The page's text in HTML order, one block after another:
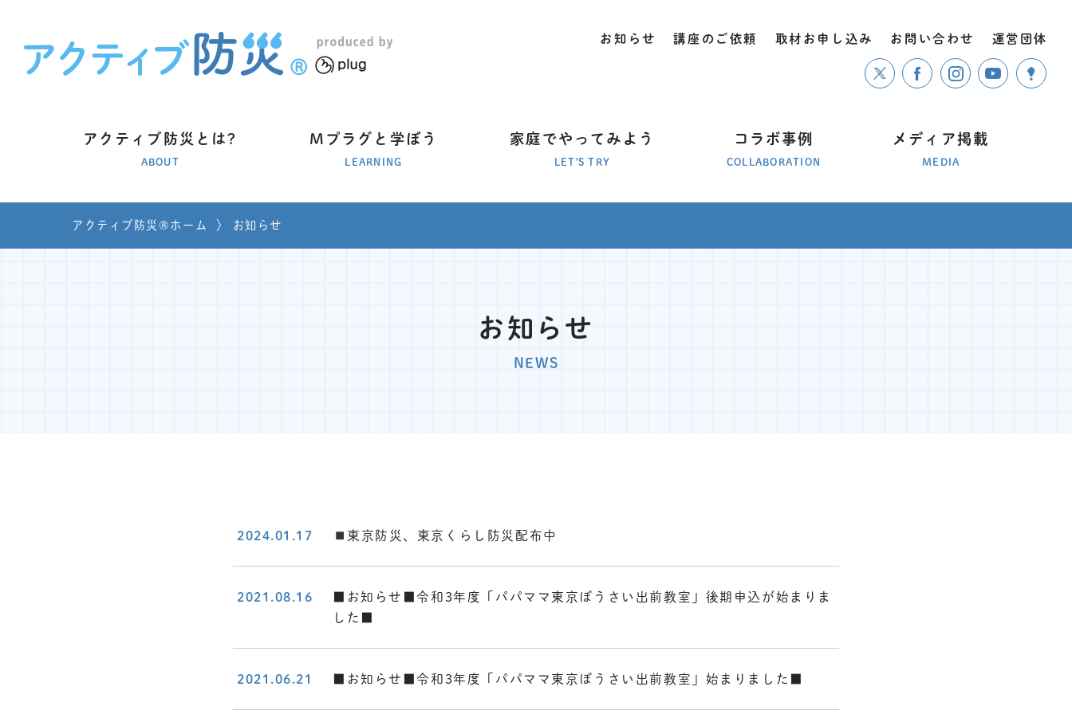
アクティブ防災とは?
ABOUT
Mプラグと学ぼう
LEARNING
家庭でやってみよう
LET'S TRY
コラボ事例
COLLABORATION
メディア掲載
MEDIA
お知らせ 講座のご依頼 取材お申し込み お問い合わせ 運営団体
アクティブ防災®ホーム 〉 お知らせ
お知らせ
NEWS
2024.01.17 東京防災、東京くらし防災配布中
2021.08.16
■お知らせ■令和3年度「パパママ東京ぼうさい出前教室」後期申込が始まりま
した■
2021.06.21 ■お知らせ■令和3年度「パパママ東京ぼうさい出前教室」始まりました■